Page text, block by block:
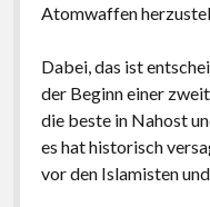
Atomwaffen
Dabei, das ist
der Beginn einer
die beste in Nahost
es hat historisch
vor den Islamisten